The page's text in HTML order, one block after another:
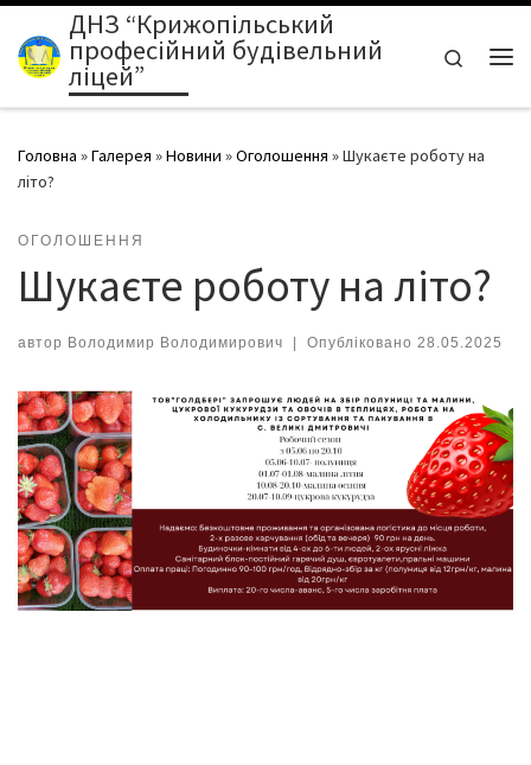
Перейти до вмісту
ДНЗ “Крижопільський
професійний будівельний
ліцей”
Search
Головна »Галерея »Новини »Оголошення »Шукаєте роботу на
літо?
ОГОЛОШЕННЯ
Шукаєте роботу на літо?
автор Володимир Володимирович Опубліковано 28.05.2025